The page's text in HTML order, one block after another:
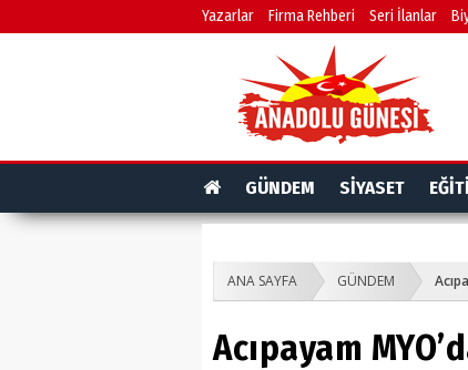
Yazarlar Firma Rehberi Seri İlanlar
GÜNDEM SİYASET
ANA SAYFA GÜNDEM
Acıpayam